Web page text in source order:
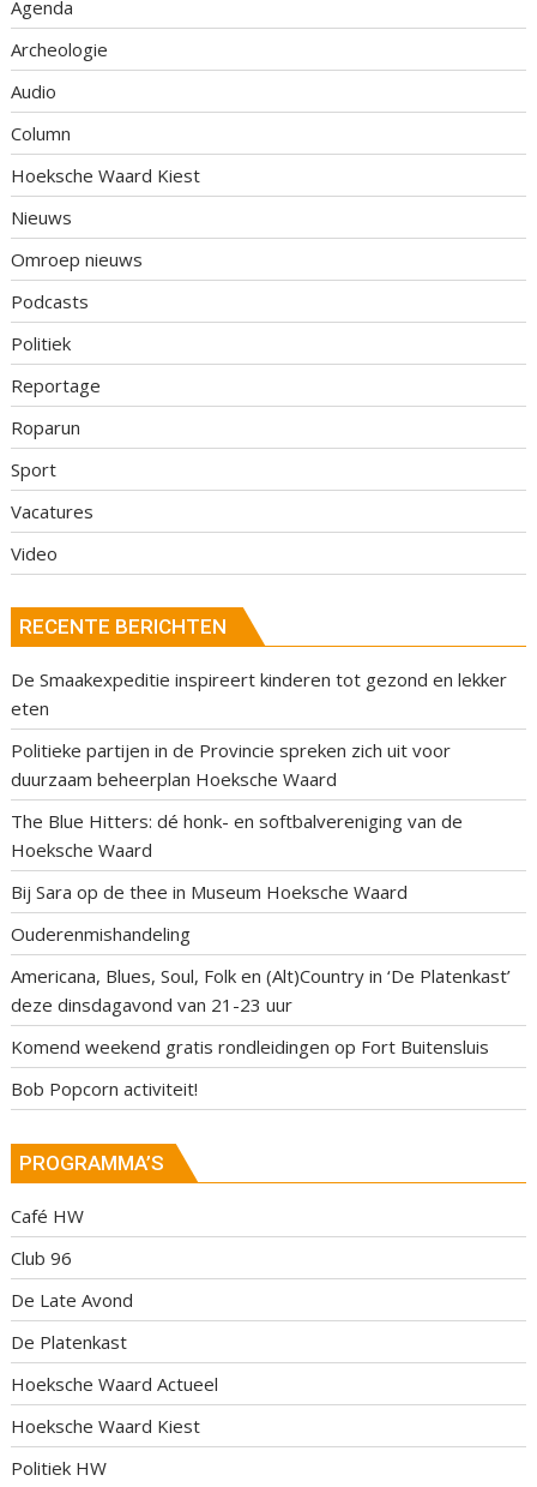
Agenda
Archeologie
Audio
Column
Hoeksche Waard Kiest
Nieuws
Omroep nieuws
Podcasts
Politiek
Reportage
Roparun
Sport
Vacatures
Video
RECENTE BERICHTEN
De Smaakexpeditie inspireert kinderen tot gezond en lekker
eten
Politieke partijen in de Provincie spreken zich uit voor
duurzaam beheerplan Hoeksche Waard
The Blue Hitters: dé honk- en softbalvereniging van de
Hoeksche Waard
Bij Sara op de thee in Museum Hoeksche Waard
Ouderenmishandeling
Americana, Blues, Soul, Folk en (Alt)Country in ‘De Platenkast’
deze dinsdagavond van 21-23 uur
Komend weekend gratis rondleidingen op Fort Buitensluis
Bob Popcorn activiteit!
PROGRAMMA’S
Café HW
Club 96
De Late Avond
De Platenkast
Hoeksche Waard Actueel
Hoeksche Waard Kiest
Politiek HW